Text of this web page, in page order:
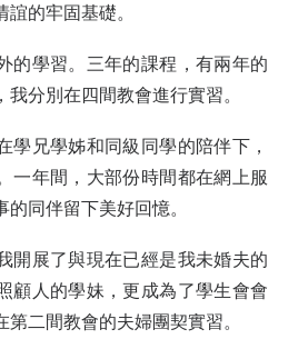
的牢固基礎。
的學習。三年的課程，有兩年的
分別在四間教會進行實習。
學兄學姊和同級同學的陪伴下，
一年間，大部份時間都在網上服
同伴留下美好回憶。
開展了與現在已經是我未婚夫的
顧人的學妹，更成為了學生會會
二間教會的夫婦團契實習。